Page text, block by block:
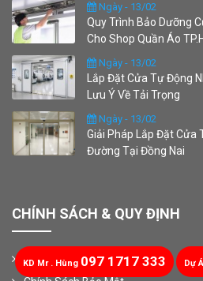
Ngày - 13/02
Quy Trình Bảo Dưỡng
Cho Shop Quần Áo
Ngày - 13/02
Lắp Đặt Cửa Tự Động
Lưu Ý Về Tải Trọng
Ngày - 13/02
Giải Pháp Lắp Đặt Cửa
Đường Tại Đồng Nai
CHÍNH SÁCH & QUY ĐỊNH
Chính Sách Bảo Hành
KD Mr . Hùng 097 1717 333 Dự